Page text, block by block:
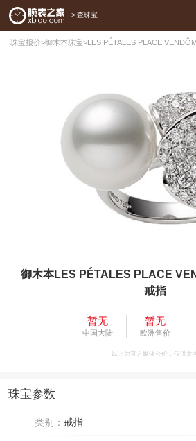
> 查珠宝
珠宝报价>御木本珠宝>LES PÉTALES PLACE
御木本LES PÉTALES PLACE
戒指
暂无
中国大陆
暂无
欧洲售价
以上为官方媒体公价，仅供参
珠宝参数
类别： 戒指